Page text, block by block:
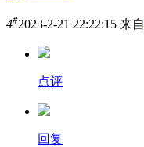
4#2023-2-21 22:22:15 来自
点评
回复